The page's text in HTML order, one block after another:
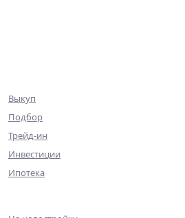
Выкуп
Подбор
Трейд-ин
Инвестиции
Ипотека